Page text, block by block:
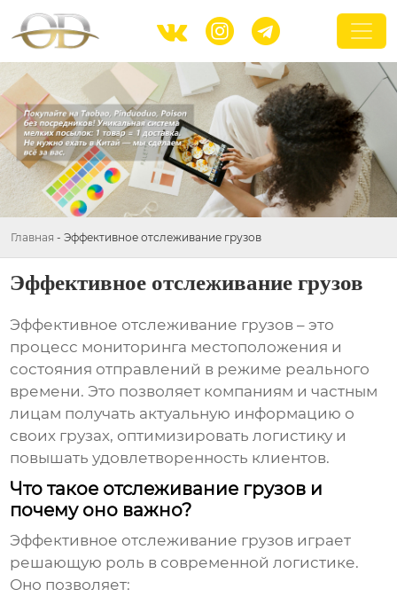
  
Главная - Эффективное отслеживание грузов
Эффективное отслеживание грузов
Эффективное отслеживание грузов – это
процесс мониторинга местоположения и
состояния отправлений в режиме реального
времени. Это позволяет компаниям и частным
лицам получать актуальную информацию о
своих грузах, оптимизировать логистику и
повышать удовлетворенность клиентов.
Что такое отслеживание грузов и
почему оно важно?
Эффективное отслеживание грузов играет
решающую роль в современной логистике.
Оно позволяет: